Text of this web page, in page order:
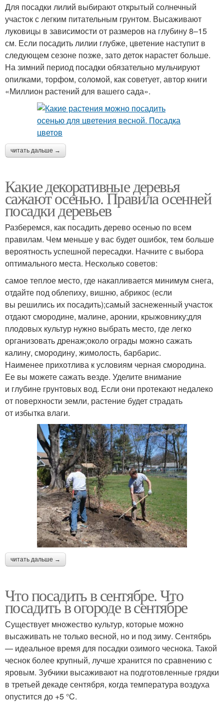
Для посадки лилий выбирают открытый солнечный
участок с легким питательным грунтом. Высаживают
луковицы в зависимости от размеров на глубину 8–15
см. Если посадить лилии глубже, цветение наступит в
следующем сезоне позже, зато деток нарастет больше.
На зимний период посадки обязательно мульчируют
опилками, торфом, соломой, как советует, автор книги
«Миллион растений для вашего сада».
читать дальше →
Какие декоративные деревья
сажают осенью. Правила осенней
посадки деревьев
Разберемся, как посадить дерево осенью по всем
правилам. Чем меньше у вас будет ошибок, тем больше
вероятность успешной пересадки. Начните с выбора
оптимального места. Несколько советов:
самое теплое место, где накапливается минимум снега,
отдайте под облепиху, вишню, абрикос (если
вы решились их посадить);самый заснеженный участок
отдают смородине, малине, аронии, крыжовнику;для
плодовых культур нужно выбрать место, где легко
организовать дренаж;около ограды можно сажать
калину, смородину, жимолость, барбарис.
Наименее прихотлива к условиям черная смородина.
Ее вы можете сажать везде. Уделите внимание
и глубине грунтовых вод. Если они протекают недалеко
от поверхности земли, растение будет страдать
от избытка влаги.
читать дальше →
Что посадить в сентябре. Что
посадить в огороде в сентябре
Существует множество культур, которые можно
высаживать не только весной, но и под зиму. Сентябрь
— идеальное время для посадки озимого чеснока. Такой
чеснок более крупный, лучше хранится по сравнению с
яровым. Зубчики высаживают на подготовленные грядки
в третьей декаде сентября, когда температура воздуха
опустится до +5 °C.